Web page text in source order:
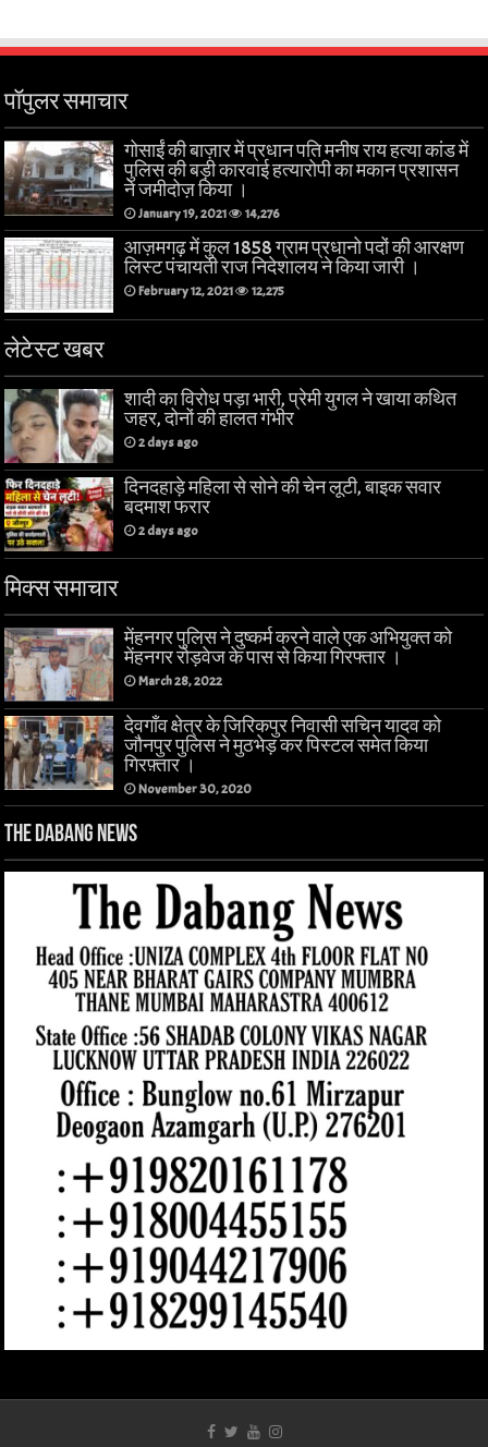
पॉपुलर समाचार
गोसाईं की बाज़ार में प्रधान पति मनीष राय हत्या कांड में
पुलिस की बड़ी कारवाई हत्यारोपी का मकान प्रशासन
ने जमीदोज़ किया ।
January 19, 2021 14,276
आज़मगढ़ में कुल 1858 ग्राम प्रधानो पदों की आरक्षण
लिस्ट पंचायती राज निदेशालय ने किया जारी ।
February 12, 2021 12,275
लेटेस्ट खबर
शादी का विरोध पड़ा भारी, प्रेमी युगल ने खाया कथित
जहर, दोनों की हालत गंभीर
2 days ago
दिनदहाड़े महिला से सोने की चेन लूटी, बाइक सवार
बदमाश फरार
2 days ago
मिक्स समाचार
मेंहनगर पुलिस ने दुष्कर्म करने वाले एक अभियुक्त को
मेंहनगर रोड़वेज के पास से किया गिरफ्तार ।
March 28, 2022
देवगाँव क्षेत्र के जिरिकपुर निवासी सचिन यादव को
जौनपुर पुलिस ने मुठभेड़ कर पिस्टल समेत किया
गिरफ़्तार ।
November 30, 2020
The Dabang News